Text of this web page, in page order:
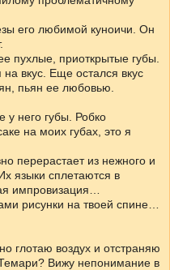
его любимой куноичи. Он
пухлые, приоткрытые губы.
вкус. Еще остался вкус
пьян ее любовью.
у него губы. Робко
на моих губах, это я
перерастает из нежного и
языки сплетаются в
импровизация…
рисунки на твоей спине…
глотаю воздух и отстраняю
Вижу непонимание в